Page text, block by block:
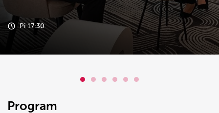
Pi 17:30
Program